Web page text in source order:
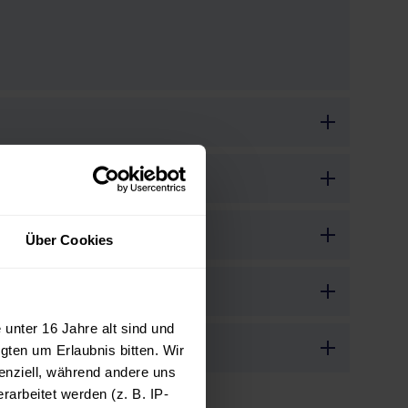
Über Cookies
16 Jahre alt sind und
um Erlaubnis bitten. Wir
während andere uns
werden (z. B. IP-